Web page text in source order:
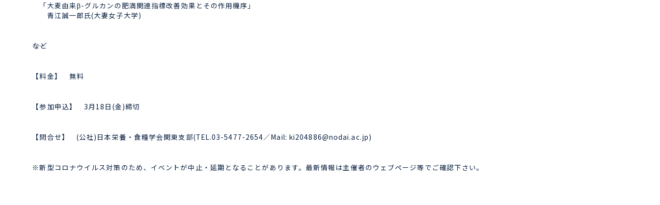
「大麦由来β-グルカンの肥満関連指標改善効果とその作用機序」
青江誠一郎氏(大妻女子大学)
――など
【料金】 無料
【参加申込】 3月18日(金)締切
【問合せ】 (公社)日本栄養・食糧学会関東支部(TEL.03-5477-2654／Mail: ki204886@nodai.ac.jp)
※新型コロナウイルス対策のため、イベントが中止・延期となることがあります。最新情報は主催者のウェブページ等でご確認下さい。